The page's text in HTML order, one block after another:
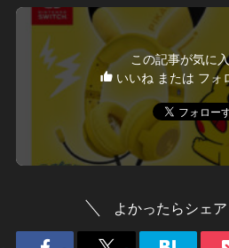
この記事が気に
いいね または フォ
よかったらシェア